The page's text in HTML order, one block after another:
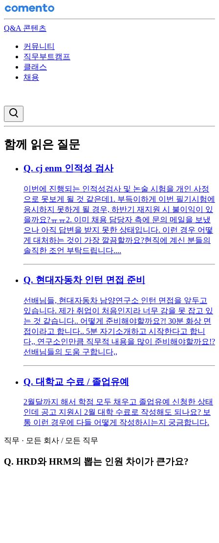
Q&A 콘텐츠
커뮤니티
직무부트캠프
클래스
채용
함께 읽은 질문
Q. cj enm 인적성 검사
이번에 진행되는 인적성검사 및 논술 시험을 개인 사정
으로 못보게 될 것 같은데 ​1. 부득이하게 이번 필기시험에
응시하지 못하게 될 경우, 하반기 재지원 시 불이익이 있
을까요?ㅠㅠ ​2. 이미 채용 담당자 측에 문의 메일을 보냈
으나 아직 답변을 받지 못한 상태입니다. 이런 경우 어떻
게 대처하는 것이 가장 깔끔할까요? ​현직에 계신 분들의
솔직한 조언 부탁드립니다....
Q. 현대자동차 인턴 면접 준비
선배님들, 현대자동차 남양연구소 인턴 면접을 앞두고
있습니다. 제가 취업이 처음인지라 너무 감을 못 잡고 있
는 것 같습니다.. 어떻게 준비해야할까요?! 30분 화상 면
접이라고 합니다.. 5분 자기소개하고 시작한다고 합니
다,, 연구소인만큼 직무적 내용을 많이 준비해야할까요!?
선배님들의 도움 구합니다,,
Q. 대학교 수료 / 졸업유예
2월달까지 해서 학점 모두 채우고 졸업유예 신청한 상태
인데 공고 지원시 2월 대학 수료로 작성해도 되나요? 보
통 이런 경우에 다들 어떻게 작성하시는지 궁금합니다.
직무 · 모든 회사 / 모든 직무
Q. HRD와 HRM의 뽑는 인원 차이가 큰가요?